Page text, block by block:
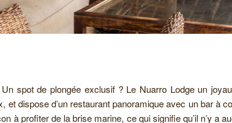
spot de plongée exclusif ? Le Nuarro Lodge un
dispose d’un restaurant panoramique avec un bar à
à profiter de la brise marine, ce qui signifie qu’il n’y a